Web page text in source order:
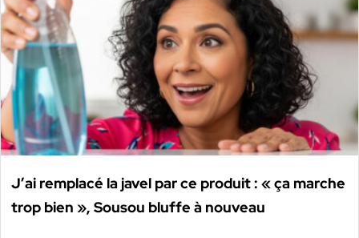
J’ai remplacé la javel par ce produit : « ça marche
trop bien », Sousou bluffe à nouveau